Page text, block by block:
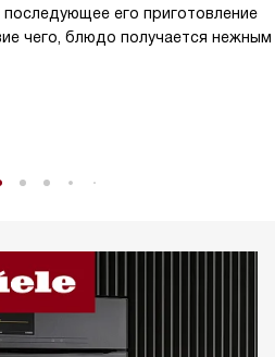
его приготовление
чего, блюдо получается нежным